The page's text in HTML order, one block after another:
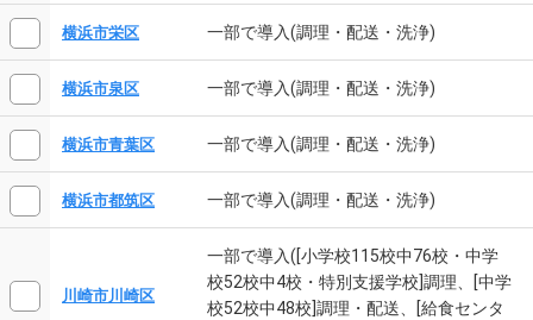
横浜市栄区 一部で導入(調理・配送・洗浄)
横浜市泉区 一部で導入(調理・配送・洗浄)
横浜市青葉区 一部で導入(調理・配送・洗浄)
横浜市都筑区 一部で導入(調理・配送・洗浄)
川崎市川崎区
一部で導入([小学校115校中76校・中学
校52校中4校・特別支援学校]調理、[中学
校52校中48校]調理・配送、[給食センタ